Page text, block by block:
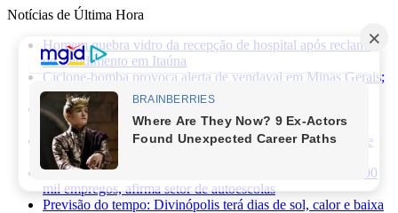
Notícias de Última Hora
Homem quebra vidro da recepção de hospital após reclamar
de atendimento em Itaúna
Ciclone-bomba provoca alerta de vendaval em Minas Gerais;
veja os impactos previstos para Divinópolis
Homem morre após sofrer choque elétrico e cair de oito
metros durante manutenção em academia
PRF apreende 75 mil maços de cigarros contrabandeados e
prende motorista na BR-262
Novas regras da CNH já provocaram perda de cerca de 100
mil empregos, afirma setor de autoescolas
Previsão do tempo: Divinópolis terá dias de sol, calor e baixa